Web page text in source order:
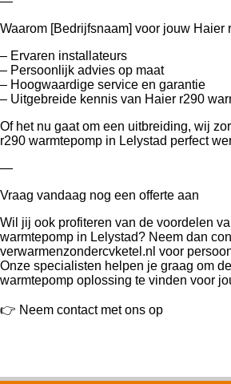
Waarom [Bedrijfsnaam] voor jouw Haier
– Ervaren installateurs
– Persoonlijk advies op maat
– Hoogwaardige service en garantie
– Uitgebreide kennis van Haier r290
Of het nu gaat om een uitbreiding, wij
r290 warmtepomp in Lelystad perfect
—
Vraag vandaag nog een offerte aan
Wil jij ook profiteren van de voordelen
warmtepomp in Lelystad? Neem dan
verwarmenzondercvketel.nl voor
Onze specialisten helpen je graag om
warmtepomp oplossing te vinden voor
👉 Neem contact met ons op